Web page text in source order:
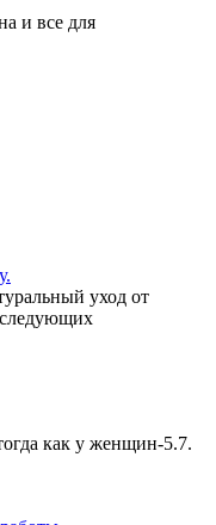
и все для
уход от
как у женщин-5.7.